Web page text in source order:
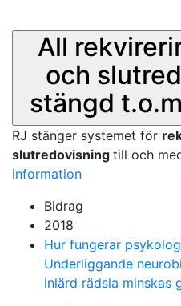
All
och
stängd
RJ stänger systemet för
slutredovisning till och
information
Bidrag
2018
Hur fungerar
Underliggande
inlärd rädsla minskas